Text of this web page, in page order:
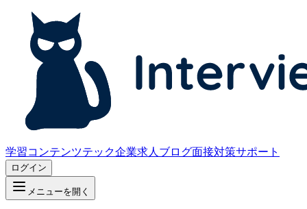
学習コンテンツテック企業求人 ブログ面接対策サポート
ログイン
メニューを開く